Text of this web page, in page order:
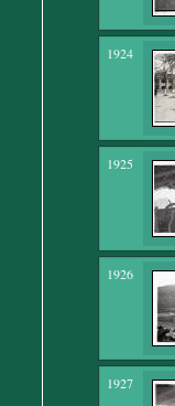
1924
1925
1926
1927